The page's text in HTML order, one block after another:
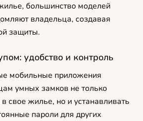
большинство моделей
владельца, создавая
защиты.
удобство и контроль
мобильные приложения
умных замков не только
свое жилье, но и устанавливать
пароли для других